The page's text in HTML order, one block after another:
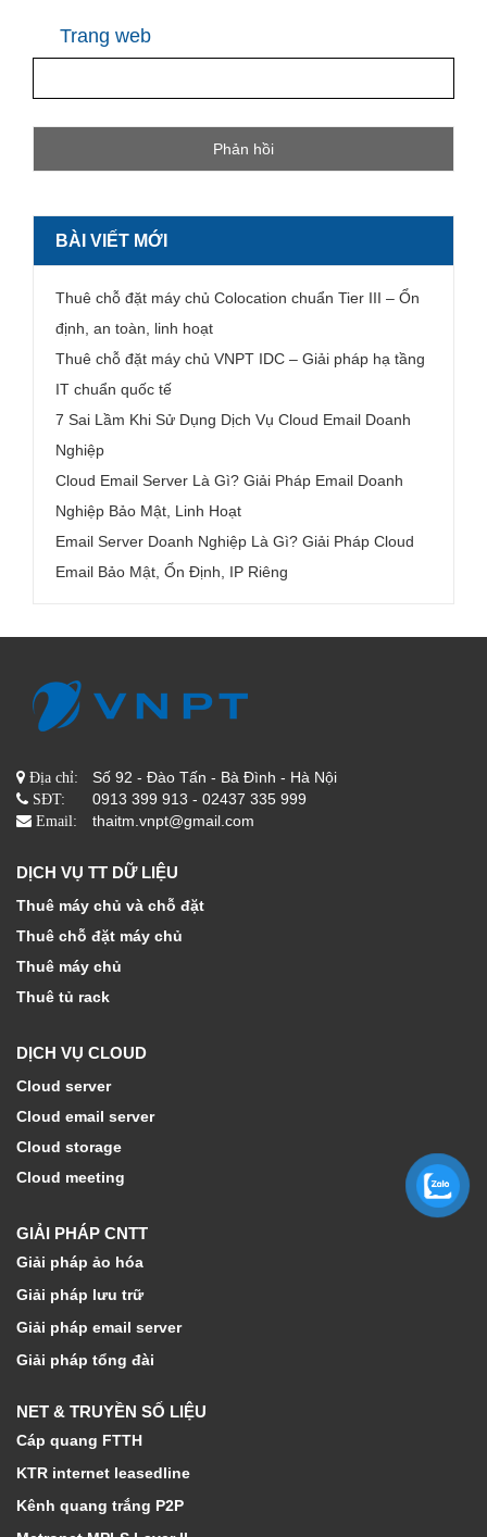
Trang web
BÀI VIẾT MỚI
Thuê chỗ đặt máy chủ Colocation chuẩn Tier III – Ổn
định, an toàn, linh hoạt
Thuê chỗ đặt máy chủ VNPT IDC – Giải pháp hạ tầng
IT chuẩn quốc tế
7 Sai Lầm Khi Sử Dụng Dịch Vụ Cloud Email Doanh
Nghiệp
Cloud Email Server Là Gì? Giải Pháp Email Doanh
Nghiệp Bảo Mật, Linh Hoạt
Email Server Doanh Nghiệp Là Gì? Giải Pháp Cloud
Email Bảo Mật, Ổn Định, IP Riêng
Địa chỉ: Số 92 - Đào Tấn - Bà Đình - Hà Nội
SĐT: 0913 399 913 - 02437 335 999
Email: thaitm.vnpt@gmail.com
DỊCH VỤ TT DỮ LIỆU
Thuê máy chủ và chỗ đặt
Thuê chỗ đặt máy chủ
Thuê máy chủ
Thuê tủ rack
DỊCH VỤ CLOUD
Cloud server
Cloud email server
Cloud storage
Cloud meeting
GIẢI PHÁP CNTT
Giải pháp ảo hóa
Giải pháp lưu trữ
Giải pháp email server
Giải pháp tổng đài
NET & TRUYỀN SỐ LIỆU
Cáp quang FTTH
KTR internet leasedline
Kênh quang trắng P2P